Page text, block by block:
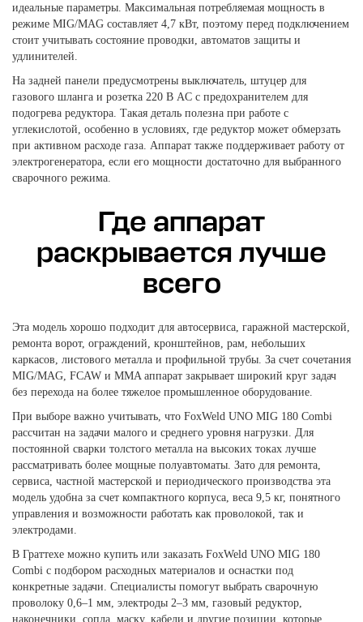
идеальные параметры. Максимальная потребляемая мощность в
режиме MIG/MAG составляет 4,7 кВт, поэтому перед подключением
стоит учитывать состояние проводки, автоматов защиты и
удлинителей.
На задней панели предусмотрены выключатель, штуцер для
газового шланга и розетка 220 В AC с предохранителем для
подогрева редуктора. Такая деталь полезна при работе с
углекислотой, особенно в условиях, где редуктор может обмерзать
при активном расходе газа. Аппарат также поддерживает работу от
электрогенератора, если его мощности достаточно для выбранного
сварочного режима.
Где аппарат
раскрывается лучше
всего
Эта модель хорошо подходит для автосервиса, гаражной мастерской,
ремонта ворот, ограждений, кронштейнов, рам, небольших
каркасов, листового металла и профильной трубы. За счет сочетания
MIG/MAG, FCAW и MMA аппарат закрывает широкий круг задач
без перехода на более тяжелое промышленное оборудование.
При выборе важно учитывать, что FoxWeld UNO MIG 180 Combi
рассчитан на задачи малого и среднего уровня нагрузки. Для
постоянной сварки толстого металла на высоких токах лучше
рассматривать более мощные полуавтоматы. Зато для ремонта,
сервиса, частной мастерской и периодического производства эта
модель удобна за счет компактного корпуса, веса 9,5 кг, понятного
управления и возможности работать как проволокой, так и
электродами.
В Граттехе можно купить или заказать FoxWeld UNO MIG 180
Combi с подбором расходных материалов и оснастки под
конкретные задачи. Специалисты помогут выбрать сварочную
проволоку 0,6–1 мм, электроды 2–3 мм, газовый редуктор,
наконечники, сопла, маску, кабели и другие позиции, которые